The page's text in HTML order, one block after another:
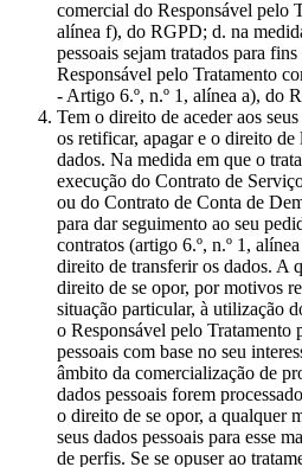
comercial do Responsável pelo
alínea f), do RGPD; d. na
pessoais sejam tratados para
Responsável pelo Tratamento
- Artigo 6.º, n.º 1, alínea a), do
Tem o direito de aceder aos
os retificar, apagar e o direito
dados. Na medida em que o
execução do Contrato de
ou do Contrato de Conta de
para dar seguimento ao seu
contratos (artigo 6.º, n.º 1,
direito de transferir os dados. A
direito de se opor, por motivos
situação particular, à utilização
o Responsável pelo Tratamento
pessoais com base no seu
âmbito da comercialização de
dados pessoais forem
o direito de se opor, a qualquer
seus dados pessoais para esse
de perfis. Se se opuser ao